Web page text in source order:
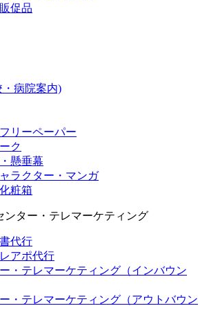
促品
病院案内)
リーペーパー
ク
懸垂幕
ラクター・マンガ
粧箱
ンター・テレマーケティング
代行
アポ代行
・テレマーケティング（インバウン
・テレマーケティング（アウトバウン